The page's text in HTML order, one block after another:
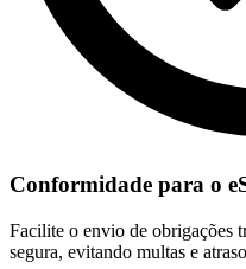
Conformidade para o
Facilite o envio de obrigações
segura, evitando multas e